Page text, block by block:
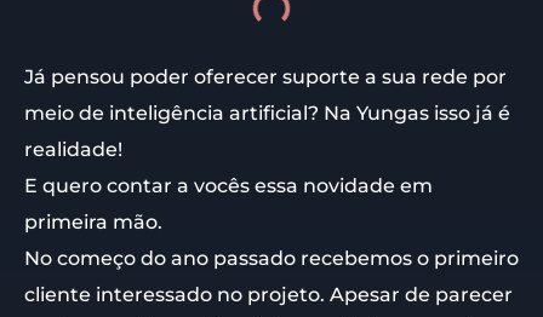
Já pensou poder oferecer suporte a sua rede por
meio de inteligência artificial? Na Yungas isso já é
realidade!
E quero contar a vocês essa novidade em
primeira mão.
No começo do ano passado recebemos o primeiro
cliente interessado no projeto. Apesar de parecer